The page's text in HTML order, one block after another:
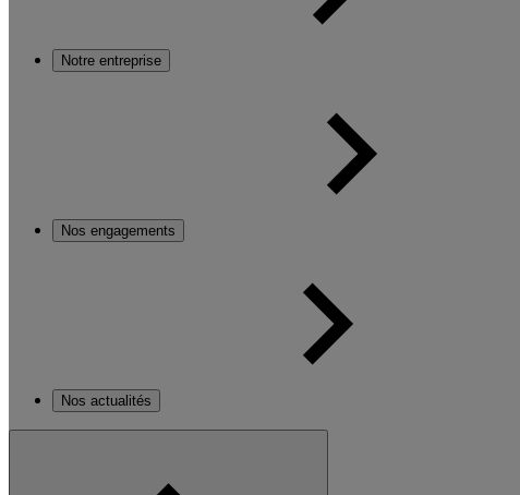
Notre entreprise
Nos engagements
Nos actualités